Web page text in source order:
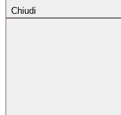
Chiudi